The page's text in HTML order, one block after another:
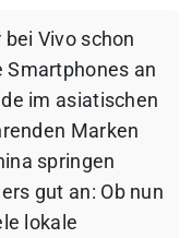
Vivo schon
Smartphones an
im asiatischen
Marken
springen
gut an: Ob nun
lokale